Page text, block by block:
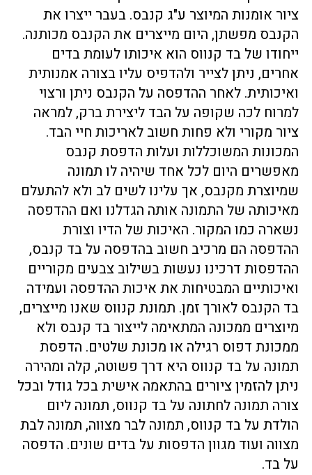
ציור אומנות המיוצר ע"ג קנבס. בעבר ייצרו את
הקנבס מפשתן, היום מייצרים את הקנבס מכותנה.
ייחודו של בד קנווס הוא איכותו לעומת בדים
אחרים, ניתן לצייר ולהדפיס עליו בצורה אמנותית
ואיכותית. לאחר ההדפסה על הקנבס ניתן ורצוי
למרוח לכה שקופה על הבד ליצירת ברק, למראה
ציור מקורי ולא פחות חשוב לאריכות חיי הבד.
המכונות המשוכללות ועלות הדפסת קנבס
מאפשרים היום לכל אחד שיהיה לו תמונה
שמיוצרת מקנבס, אך עלינו לשים לב ולא להתעלם
מאיכותה של התמונה אותה הגדלנו ואם ההדפסה
נשארה כמו המקור. האיכות של הדיו וצורת
ההדפסה הם מרכיב חשוב בהדפסה על בד קנבס,
ההדפסות דרכינו נעשות בשילוב צבעים מקוריים
ואיכותיים המבטיחות את איכות ההדפסה ועמידה
בד הקנבס לאורך זמן. תמונת קנווס שאנו מייצרים,
מיוצרים ממכונה המתאימה לייצור בד קנבס ולא
ממכונת דפוס רגילה או מכונת שלטים. הדפסת
תמונה על בד קנווס היא דרך פשוטה, קלה ומהירה
ניתן להזמין ציורים בהתאמה אישית בכל גודל ובכל
צורה תמונה לחתונה על בד קנווס, תמונה ליום
הולדת על בד קנווס, תמונה לבר מצווה, תמונה לבת
מצווה ועוד מגוון הדפסות על בדים שונים. הדפסה
על בד.